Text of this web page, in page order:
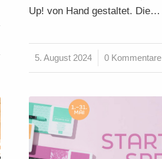
Up! von Hand gestaltet. Die…
5. August 2024
/ 0 Kommentare